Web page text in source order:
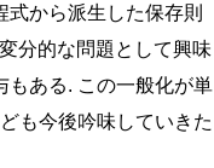
から派生した保存則
分的な問題として興味
もある. この一般化が単
も今後吟味していきた